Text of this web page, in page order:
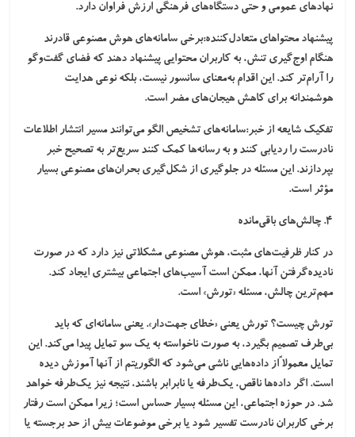
نهادهای عمومی و حتی دستگاه‌های فرهنگی ارزش فراوان دارد.
پیشنهاد محتواهای متعادل‌کننده:برخی سامانه‌های هوش مصنوعی قادرند
هنگام اوج‌گیری تنش، به کاربران محتوایی پیشنهاد دهند که فضای گفت‌وگو
را آرام‌تر کند. این اقدام به‌معنای سانسور نیست، بلکه نوعی هدایت
هوشمندانه برای کاهش هیجان‌های مضر است.
تفکیک شایعه از خبر:سامانه‌های تشخیص الگو می‌توانند مسیر انتشار اطلاعات
نادرست را ردیابی کنند و به رسانه‌ها کمک کنند سریع‌تر به تصحیح خبر
بپردازند. این مسئله در جلوگیری از شکل‌گیری بحران‌های مصنوعی بسیار
مؤثر است.
۴. چالش‌های باقی‌مانده
در کنار ظرفیت‌های مثبت، هوش مصنوعی مشکلاتی نیز دارد که در صورت
نادیده‌گرفتن آنها، ممکن است آسیب‌های اجتماعی بیشتری ایجاد کند.
مهم‌ترین چالش، مسئله «تورش» است.
تورش چیست؟ تورش یعنی «خطای جهت‌دار». یعنی سامانه‌ای که باید
بی‌طرف تصمیم بگیرد، به صورت ناخواسته به یک سو تمایل پیدا می‌کند. این
تمایل معمولا ًاز داده‌هایی ناشی می‌شود که الگوریتم از آنها آموزش دیده
است. اگر داده‌ها ناقص، یک‌طرفه یا نابرابر باشند، نتیجه نیز یک‌طرفه خواهد
شد. در حوزه اجتماعی، این مسئله بسیار حساس است؛ زیرا ممکن است رفتار
برخی کاربران نادرست تفسیر شود یا برخی موضوعات بیش از حد برجسته یا